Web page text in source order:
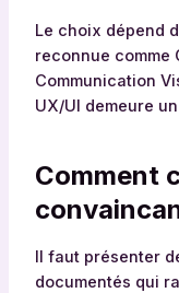
Le choix dépend
reconnue comme
Communication
UX/UI demeure
Comment
Il faut présenter
documentés qui